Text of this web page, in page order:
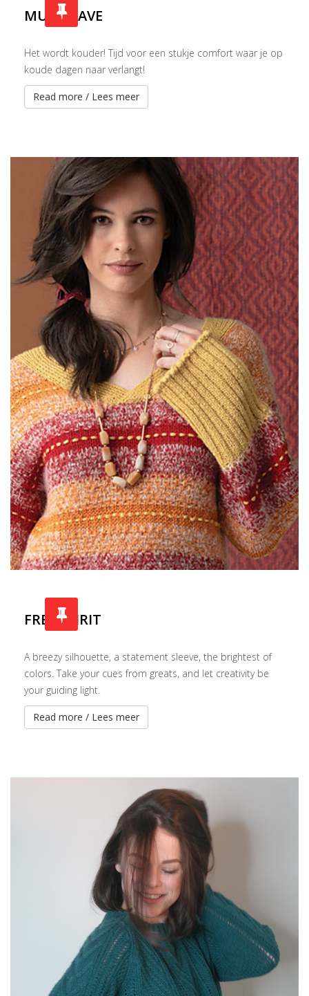
MUST HAVE
Het wordt kouder! Tijd voor een stukje comfort waar je op
koude dagen naar verlangt!
Read more / Lees meer
FREE SPIRIT
A breezy silhouette, a statement sleeve, the brightest of
colors. Take your cues from greats, and let creativity be
your guiding light.
Read more / Lees meer